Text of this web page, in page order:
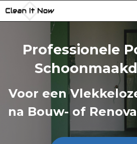
Doorgaan
naar
Professionele
Voor een
na Bouw- of